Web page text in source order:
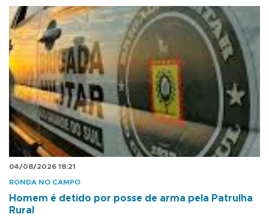
04/08/2026 18:21
RONDA NO CAMPO
Homem é detido por posse de arma pela Patrulha
Rural